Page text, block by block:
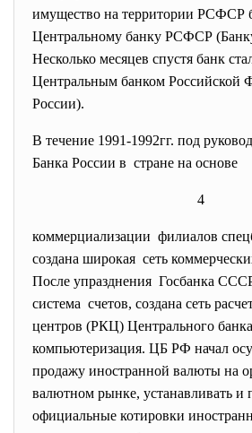
имущество на территории РСФСР
Центральному банку РСФСР
Несколько месяцев спустя банк
Центральным банком Российской
России).
В течение 1991-1992гг. под
Банка России в стране на основе
4
коммерциализации филиалов
создана широкая сеть
После упразднения Госбанка
система счетов, создана сеть
центров (РКЦ) Центрального
компьютеризация. ЦБ РФ начал
продажу иностранной валюты на
валютном рынке, устанавливать и
официальные котировки